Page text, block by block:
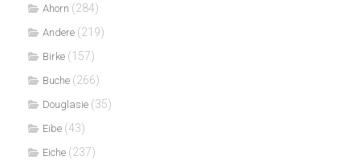
Ahorn (284)
Andere (219)
Birke (157)
Buche (266)
Douglasie (35)
Eibe (43)
Eiche (237)